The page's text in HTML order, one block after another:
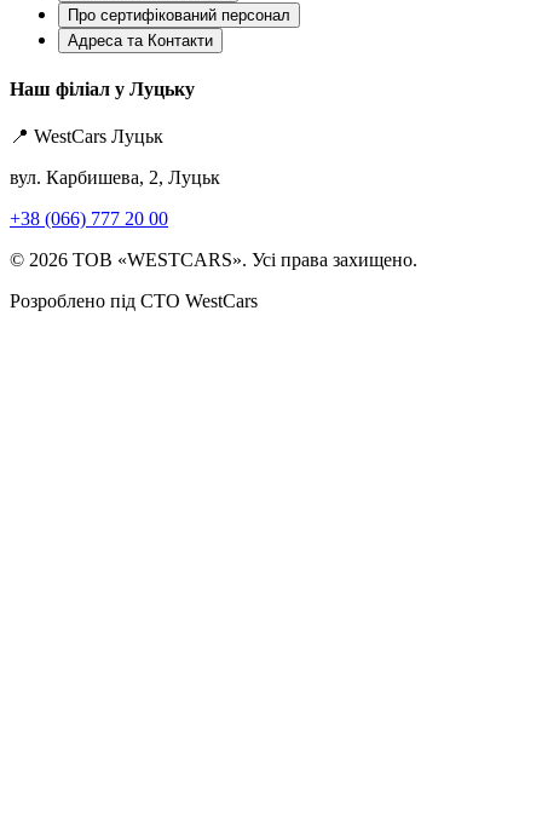
Про сертифікований персонал
Адреса та Контакти
Наш філіал у Луцьку
📍 WestCars Луцьк
вул. Карбишева, 2, Луцьк
+38 (066) 777 20 00
© 2026 ТОВ «WESTCARS». Усі права захищено.
Розроблено під СТО WestCars